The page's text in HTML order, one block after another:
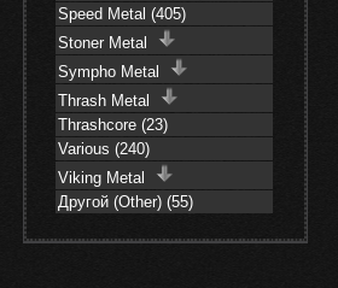
Speed Metal (405)
Stoner Metal
Sympho Metal
Thrash Metal
Thrashcore (23)
Various (240)
Viking Metal
Другой (Other) (55)